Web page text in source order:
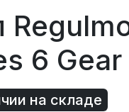
6 Gear
на складе